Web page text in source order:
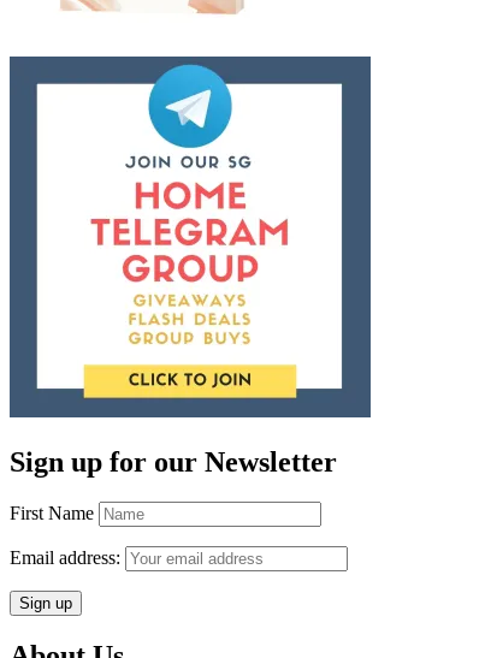
Sign up for our Newsletter
First Name
Email address: